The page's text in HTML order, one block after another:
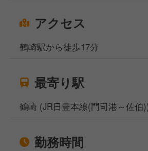
アクセス
鶴崎駅から徒歩17分
最寄り駅
鶴崎 (JR日豊本線(門司港～佐伯))
勤務時間